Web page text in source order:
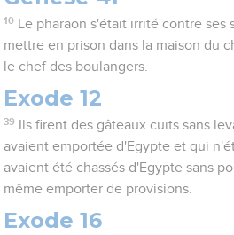
10
Le pharaon s'était irrité contre
mettre en prison dans la maison du
le chef des boulangers.
Exode 12
39
Ils firent des gâteaux cuits sans
avaient emportée d'Egypte et qui
avaient été chassés d'Egypte sans
même emporter de provisions.
Exode 16